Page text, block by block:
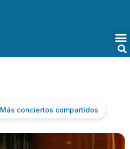
Más conciertos compartidos